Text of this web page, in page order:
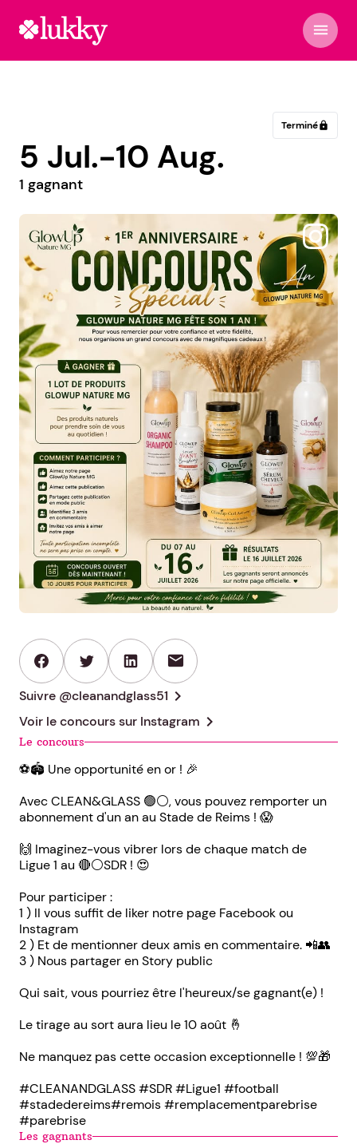
menu
Terminélock
5 Jul.-10 Aug.
1 gagnant
@cleanandglass51
mail
Suivre @cleanandglass51 chevron_right
Voir le concours sur Instagram chevron_right
Le concours
⚽️🏟️ Une opportunité en or ! 🎉
Avec CLEAN&GLASS 🟢⚪️, vous pouvez remporter un
abonnement d'un an au Stade de Reims ! 😱
🙌 Imaginez-vous vibrer lors de chaque match de
Ligue 1 au 🔴⚪️SDR ! 😍
Pour participer :
1 ) II vous suffit de liker notre page Facebook ou
Instagram
2 ) Et de mentionner deux amis en commentaire. 📲👥
3 ) Nous partager en Story public
Qui sait, vous pourriez être l'heureux/se gagnant(e) !
Le tirage au sort aura lieu le 10 août 🤞
Ne manquez pas cette occasion exceptionnelle ! 💯🎁
#CLEANANDGLASS #SDR #Ligue1 #football
#stadedereims#remois #remplacementparebrise
#parebrise
Les gagnants